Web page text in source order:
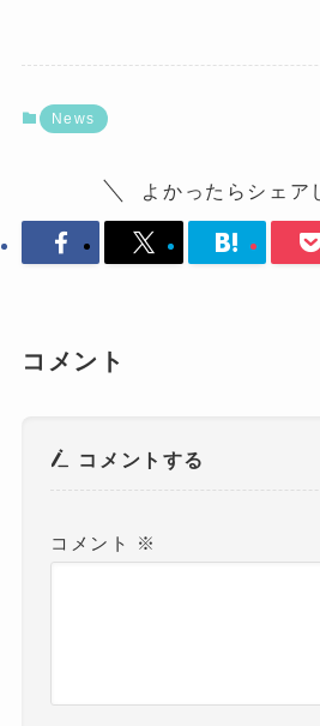
News
よかったらシェア
コメント
コメントする
コメント ※